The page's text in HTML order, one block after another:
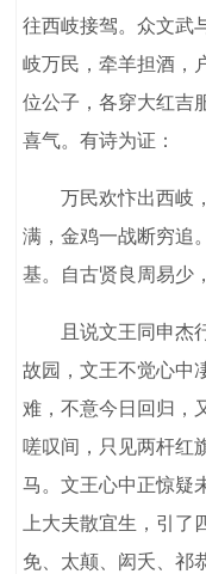
往西岐接驾。众文武
岐万民，牵羊担酒，
位公子，各穿大红吉
喜气。有诗为证：
万民欢忭出西岐，
满，金鸡一战断穷追
基。自古贤良周易少
且说文王同申杰行
故园，文王不觉心中
难，不意今日回归，
嗟叹间，只见两杆红
马。文王心中正惊疑
上大夫散宜生，引
免、太颠、闳夭、祁